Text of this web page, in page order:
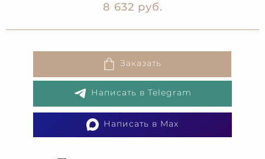
8 632 руб.
Заказать
Написать в Telegram
Написать в Max